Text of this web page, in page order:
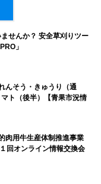
せんか？ 安全草刈りツー
」
んそう・きゅうり（通
ト（後半）【青果市況情
用牛生産体制推進事業
回オンライン情報交換会